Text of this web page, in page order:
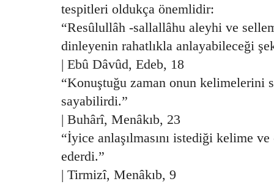
tespitleri oldukça önemlidir:
“Resûlullâh -sallallâhu aleyhi ve
dinleyenin rahatlıkla anlayabileceği
| Ebû Dâvûd, Edeb, 18
“Konuştuğu zaman onun kelimelerini
sayabilirdi.”
| Buhârî, Menâkıb, 23
“İyice anlaşılmasını istediği kelime
ederdi.”
| Tirmizî, Menâkıb, 9